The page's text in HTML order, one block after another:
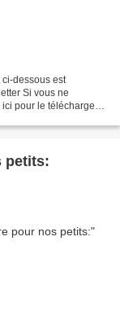
dessous est
Si vous ne
pour le télécharger
petits: